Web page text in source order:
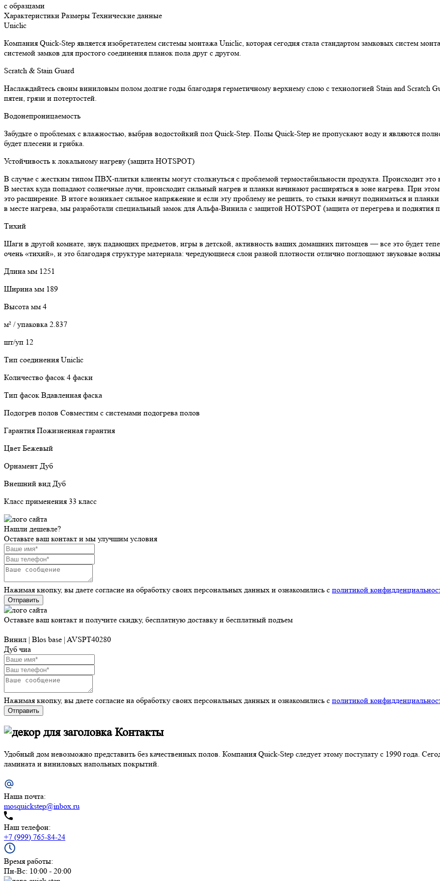
с образцами
Характеристики Размеры Технические данные
Uniclic
Компания Quick-Step является изобретателем системы монтажа Uniclic, которая сегодня стала стандартом замковых систем
системой замков для простого соединения планок пола друг с другом.
Scratch & Stain Guard
Наслаждайтесь своим виниловым полом долгие годы благодаря герметичному верхнему слою с технологией Stain and Scratch
пятен, грязи и потертостей.
Водонепроницаемость
Забудьте о проблемах с влажностью, выбрав водостойкий пол Quick-Step. Полы Quick-Step не пропускают воду и являются
будет плесени и грибка.
Устойчивость к локальному нагреву (защита HOTSPOT)
В случае с жестким типом ПВХ-плитки клиенты могут столкнуться с проблемой термостабильности продукта. Происходит это
В местах куда попадают солнечные лучи, происходит сильный нагрев и планки начинают расширяться в зоне нагрева. При
это расширение. В итоге возникает сильное напряжение и если эту проблему не решить, то стыки начнут подниматься и
в месте нагрева, мы разработали специальный замок для Альфа-Винила с защитой HOTSPOT (защита от перегрева и поднятия
Тихий
Шаги в другой комнате, звук падающих предметов, игры в детской, активность ваших домашних питомцев — все это будет
очень «тихий», и это благодаря структуре материала: чередующиеся слои разной плотности отлично поглощают звуковые
Длина мм 1251
Ширина мм 189
Высота мм 4
м² / упаковка 2.837
шт/уп 12
Тип соединения Uniclic
Количество фасок 4 фаски
Тип фасок Вдавленная фаска
Подогрев полов Совместим с системами подогрева полов
Гарантия Пожизненная гарантия
Цвет Бежевый
Орнамент Дуб
Внешний вид Дуб
Класс применения 33 класс
Нашли дешевле?
Оставьте ваш контакт и мы улучшим условия
Нажимая кнопку, вы даете согласие на обработку своих персональных данных и ознакомились с политикой
Отправить
Оставьте ваш контакт и получите скидку, бесплатную доставку и бесплатный подъем
Винил | Blos base | AVSPT40280
Дуб чиа
Нажимая кнопку, вы даете согласие на обработку своих персональных данных и ознакомились с политикой
Отправить
Контакты
Удобный дом невозможно представить без качественных полов. Компания Quick-Step следует этому постулату с 1990 года.
ламината и виниловых напольных покрытий.
Наша почта:
mosquickstep@inbox.ru
Наш телефон:
+7 (999) 765-84-24
Время работы:
Пн-Вс: 10:00 - 20:00